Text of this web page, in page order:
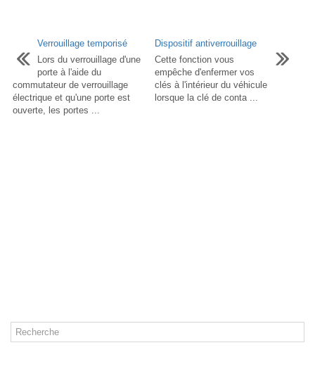
Verrouillage temporisé
Lors du verrouillage d'une
porte à l'aide du
commutateur de verrouillage
électrique et qu'une porte est
ouverte, les portes ...
Dispositif antiverrouillage
Cette fonction vous
empêche d'enfermer vos
clés à l'intérieur du véhicule
lorsque la clé de conta ...